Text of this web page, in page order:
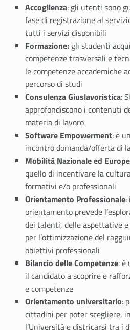
a
i
R
m
a
r
Accoglienza: gli utenti sono
fase di registrazione al
tutti i servizi disponibili
Formazione:gli studenti
competenze trasversali e
le competenze accademiche
percorso di studi
Consulenza Giuslavoristica:
approfondiscono i contenuti
materia di lavoro
Software Empowerment: è
incontro domanda/offerta di
Mobilità Nazionale ed
quello di incentivare la
formativi e/o professionali
Orientamento Professionale:
orientamento prevede
dei talenti, delle aspettative
per l’ottimizzazione del
obiettivi professionali
Bilancio delle Competenze: è
il candidato a scoprire e
e competenze
Orientamento universitario:
cittadini per poter scegliere,
l’Università e districarsi tra i